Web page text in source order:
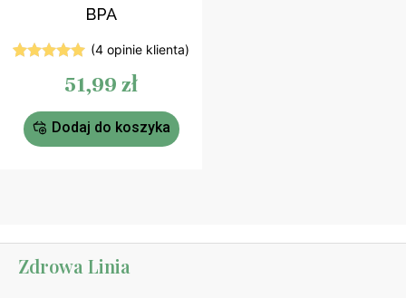
BPA
na 5
podstawie
ocen
klientów
(4 opinie klienta)
51,99 zł
Dodaj do koszyka
Zdrowa Linia